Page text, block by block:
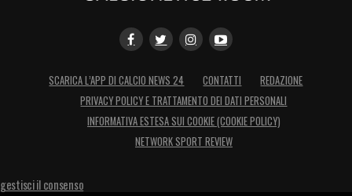
SCARICA L’APP DI CALCIO NEWS 24 CONTATTI
REDAZIONE
PRIVACY POLICY E TRATTAMENTO DEI DATI PERSONALI
INFORMATIVA ESTESA SUI COOKIE (COOKIE POLICY)
NETWORK SPORT REVIEW
gestisci il consenso